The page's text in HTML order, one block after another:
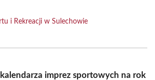
i Rekreacji w Sulechowie
imprez sportowych na rok